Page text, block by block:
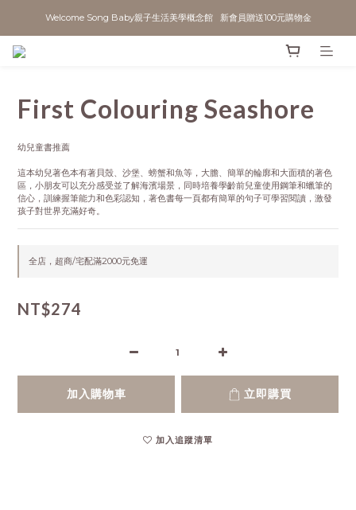
Welcome Song Baby親子生活美學概念館   新會員贈送100元購物金
First Colouring Seashore
幼兒童書推薦
這本幼兒著色本有著貝殼、沙堡、螃蟹和魚等，大膽、簡單的輪廓和大面積的著色
區，小朋友可以充分感受並了解海濱場景，同時培養學齡前兒童使用鋼筆和蠟筆的
信心，訓練握筆能力和色彩認知，著色書每一頁都有簡單的句子可學習閱讀，激發
孩子對世界充滿好奇。
全店，超商/宅配滿2000元免運
NT$274
加入購物車 立即購買
加入追蹤清單